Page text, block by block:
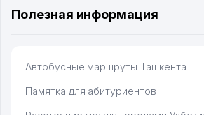
Полезная информация
Автобусные маршруты Ташкента
Памятка для абитуриентов